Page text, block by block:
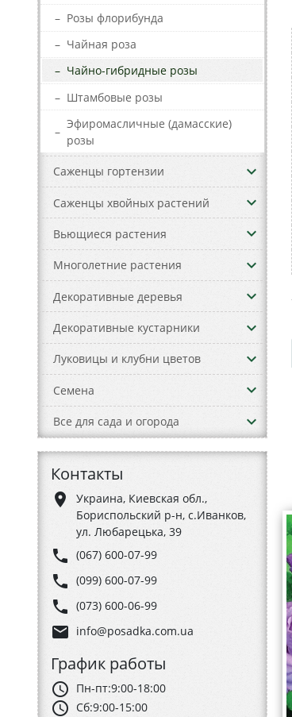
– Розы флорибунда
– Чайная роза
– Чайно-гибридные розы
– Штамбовые розы
–
Эфиромасличные (дамасские)
розы
Саженцы гортензии keyboard_arrow_down
Саженцы хвойных растений keyboard_arrow_down
Вьющиеся растения keyboard_arrow_down
Многолетние растения keyboard_arrow_down
Декоративные деревья keyboard_arrow_down
Декоративные кустарники keyboard_arrow_down
Луковицы и клубни цветов keyboard_arrow_down
Семена keyboard_arrow_down
Все для сада и огорода keyboard_arrow_down
Контакты
place
Украина, Киевская обл.,
Бориспольский р-н, с.Иванков,
ул. Любарецька, 39
phone (067) 600-07-99
phone (099) 600-07-99
phone (073) 600-06-99
email info@posadka.com.ua
График работы
schedule Пн-пт:9:00-18:00
schedule Сб:9:00-15:00